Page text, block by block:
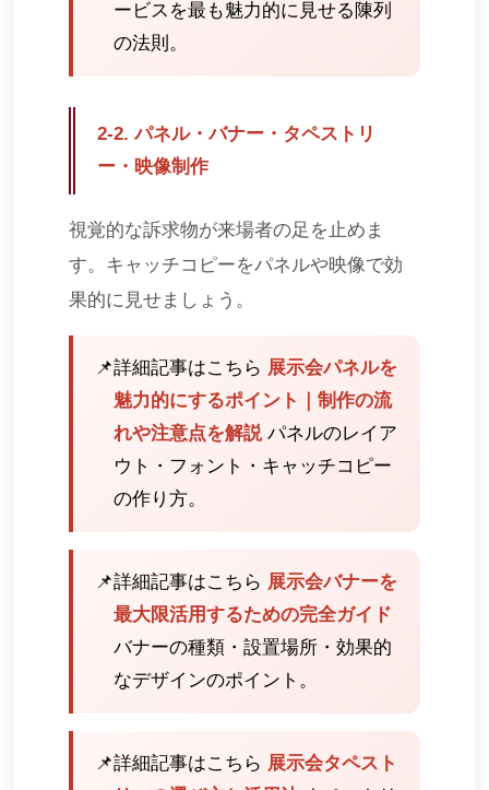
ービスを最も魅力的に見せる陳列
の法則。
2-2. パネル・バナー・タペストリ
ー・映像制作
視覚的な訴求物が来場者の足を止めま
す。キャッチコピーをパネルや映像で効
果的に見せましょう。
📌詳細記事はこちら 展示会パネルを
魅力的にするポイント｜制作の流
れや注意点を解説 パネルのレイア
ウト・フォント・キャッチコピー
の作り方。
📌詳細記事はこちら 展示会バナーを
最大限活用するための完全ガイド
バナーの種類・設置場所・効果的
なデザインのポイント。
📌詳細記事はこちら 展示会タペスト